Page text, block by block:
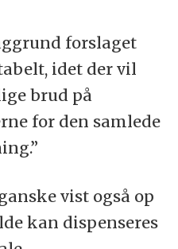
forslaget
idet der vil
brud på
for den samlede
vist også op
kan dispenseres